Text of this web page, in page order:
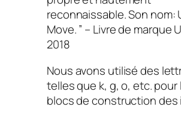
reconnaissable. Son nom:
Move. ” – Livre de marque
2018
Nous avons utilisé des
telles que k, g, o, etc. pour
blocs de construction des